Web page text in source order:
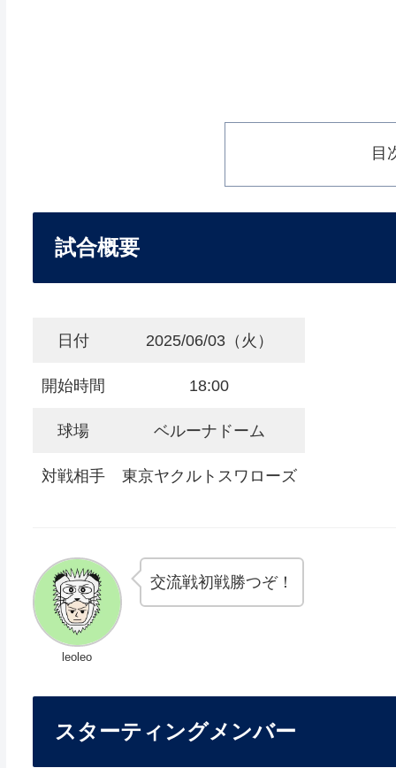
目
試合概要
日付 2025/06/03（火）
開始時間 18:00
球場 ベルーナドーム
対戦相手 東京ヤクルトスワローズ
leoleo
交流戦初戦勝つぞ！
スターティングメンバー